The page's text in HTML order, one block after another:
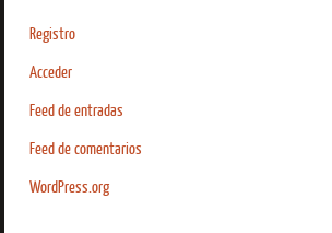
Registro
Acceder
Feed de entradas
Feed de comentarios
WordPress.org